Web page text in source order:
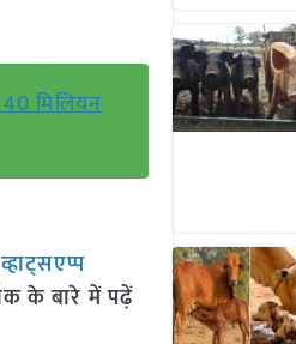
मिलियन
व्हाट्सएप्प
के बारे में पढ़ें